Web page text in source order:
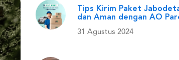
Tips Kirim Paket
dan Aman dengan AO
31 Agustus 2024